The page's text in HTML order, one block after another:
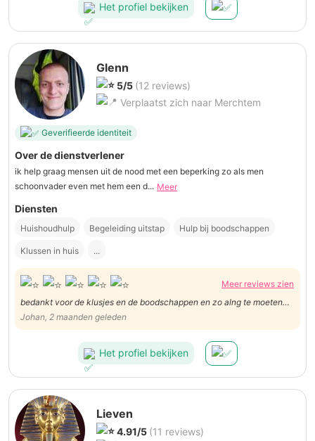
Het profiel bekijken
Glenn
5/5 (12 reviews)
Verplaatst zich naar Merchtem
Geverifieerde identiteit
Over de dienstverlener
ik help graag mensen uit de nood met een beperking zo als men
schoonvader even met hem een d... Meer
Diensten
Huishoudhulp Begeleiding uitstap Hulp bij boodschappen
Klussen in huis ...
Meer reviews zien
bedankt voor de klusjes en de boodschappen en zo alng te moeten
wachten in het ziekenhuis
Johan, 2 maanden geleden
Het profiel bekijken
Lieven
4.91/5 (11 reviews)